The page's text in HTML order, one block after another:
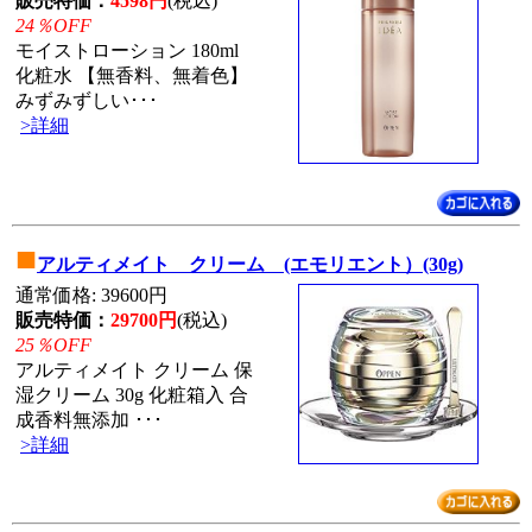
24％OFF
モイストローション 180ml
化粧水 【無香料、無着色】
みずみずしい･･･
>詳細
■アルティメイト クリーム (エモリエント）(30g)
通常価格: 39600円
販売特価： 29700円(税込)
25％OFF
アルティメイト クリーム 保
湿クリーム 30g 化粧箱入 合
成香料無添加 ･･･
>詳細